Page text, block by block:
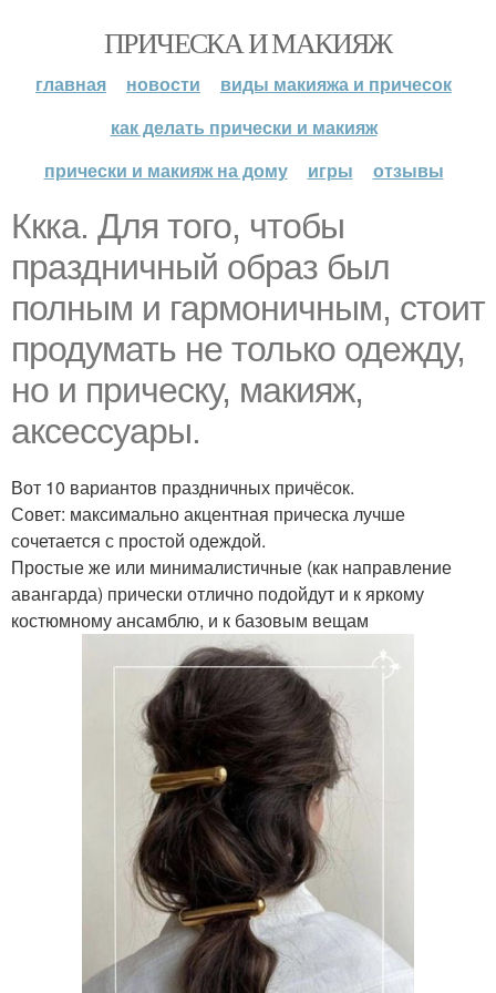
ПРИЧЕСКА И МАКИЯЖ
главная новости
виды макияжа и причесок
как делать прически и макияж
прически и макияж на дому
игры отзывы
Ккка. Для того, чтобы
праздничный образ был
полным и гармоничным, стоит
продумать не только одежду,
но и прическу, макияж,
аксессуары.
Вот 10 вариантов праздничных причёсок.
Совет: максимально акцентная прическа лучше
сочетается с простой одеждой.
Простые же или минималистичные (как направление
авангарда) прически отлично подойдут и к яркому
костюмному ансамблю, и к базовым вещам